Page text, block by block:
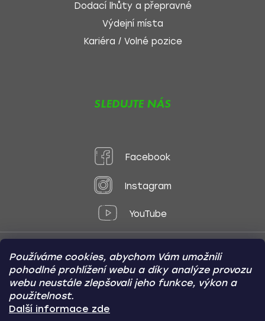
Používáme cookies, abychom Vám umožnili
pohodlné prohlížení webu a díky analýze provozu
webu neustále zlepšovali jeho funkce, výkon a
použitelnost.
Další informace zde
Dodací lhůty a přepravné
Výdejní místa
Kariéra / Volné pozice
SLEDUJTE NÁS
Facebook
Instagram
YouTube
Způsoby platby:
Online
Převod
Dobírka